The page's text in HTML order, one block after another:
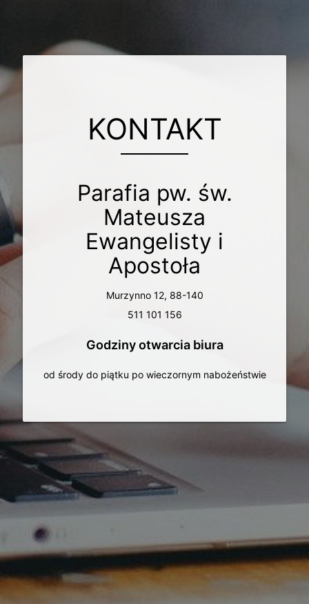
KONTAKT
Parafia pw. św.
Mateusza
Ewangelisty i
Apostoła
Murzynno 12, 88-140
511 101 156
Godziny otwarcia biura
od środy do piątku po wieczornym nabożeństwie